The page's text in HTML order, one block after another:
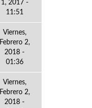
1, 2017 -
11:51
Viernes,
Febrero 2,
2018 -
01:36
Viernes,
Febrero 2,
2018 -